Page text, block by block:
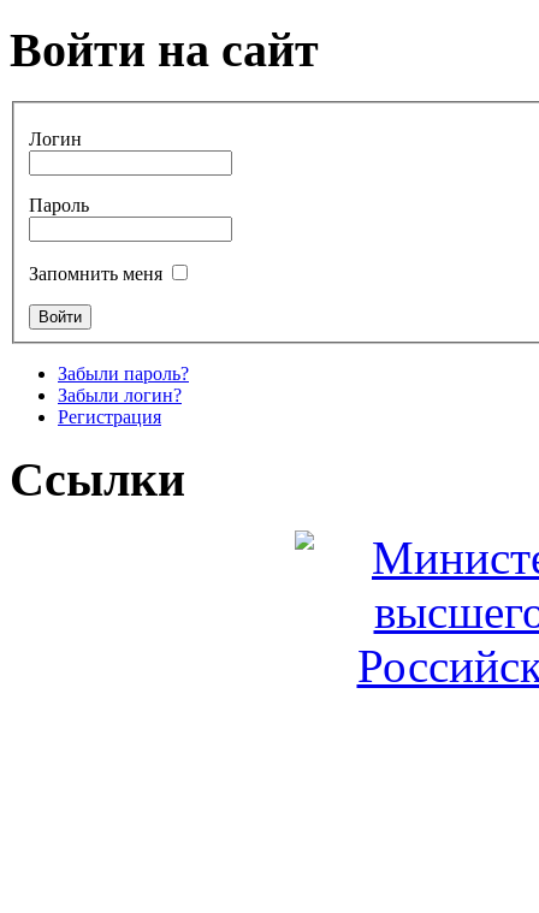
Войти на сайт
Логин
Пароль
Запомнить меня
Забыли пароль?
Забыли логин?
Регистрация
Ссылки